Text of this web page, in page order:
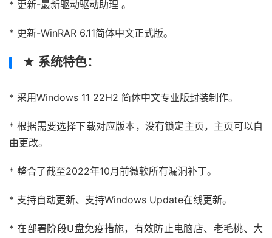
* 更新-最新驱动驱动助理 。
* 更新-WinRAR 6.11简体中文正式版。
★ 系统特色：
* 采用Windows 11 22H2 简体中文专业版封装制作。
* 根据需要选择下载对应版本，没有锁定主页，主页可以自
由更改。
* 整合了截至2022年10月前微软所有漏洞补丁。
* 支持自动更新、支持Windows Update在线更新。
* 在部署阶段U盘免疫措施，有效防止电脑店、老毛桃、大